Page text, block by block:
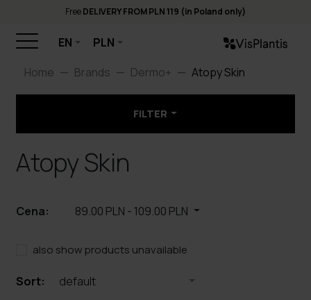
FreeDELIVERY FROM PLN 119 (in Poland only)
EN PLN
Home Brands Dermo+ Atopy Skin
FILTER
Atopy Skin
Cena: 89.00 PLN - 109.00 PLN
also show products unavailable
Sort: default